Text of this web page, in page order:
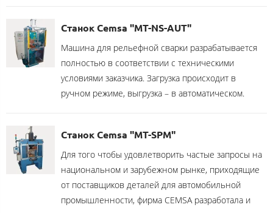
Станок Cemsa "MT-NS-AUT"
Машина для рельефной сварки разрабатывается
полностью в соответствии с техническими
условиями заказчика. Загрузка происходит в
ручном режиме, выгрузка – в автоматическом.
Станок Cemsa "MT-SPM"
Для того чтобы удовлетворить частые запросы на
национальном и зарубежном рынке, приходящие
от поставщиков деталей для автомобильной
промышленности, фирма CEMSA разработала и